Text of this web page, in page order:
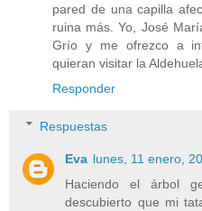
pared de una capilla
ruina más. Yo, José
Grío y me ofrezco a
quieran visitar la
Responder
Respuestas
Eva lunes, 11 enero,
Haciendo el árbol
descubierto que mi